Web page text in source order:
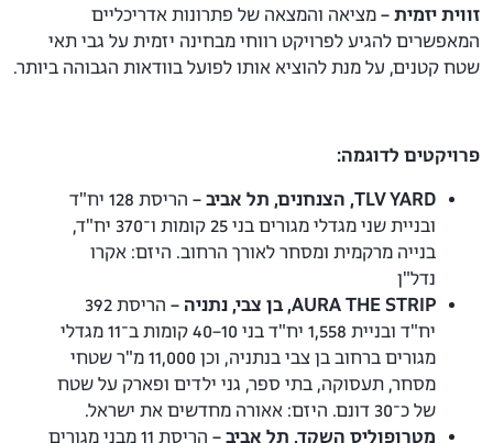
זווית יזמית – מציאה והמצאה של פתרונות אדריכליים
המאפשרים להגיע לפרויקט רווחי מבחינה יזמית על גבי תאי
שטח קטנים, על מנת להוציא אותו לפועל בוודאות הגבוהה ביותר.
פרויקטים לדוגמה:
TLV YARD, הצנחנים, תל אביב –
הריסת 128 יח"ד
ובניית שני מגדלי מגורים בני 25 קומות ו־370 יח"ד,
בנייה מרקמית ומסחר לאורך הרחוב. היזם: אקרו
נדל"ן
AURA THE STRIP, בן צבי, נתניה –
הריסת 392
יח"ד ובניית 1,558 יח"ד בני 10–40 קומות ב־11 מגדלי
מגורים ברחוב בן צבי בנתניה, וכן 11,000 מ"ר שטחי
מסחר, תעסוקה, בתי ספר, גני ילדים ופארק על שטח
של כ־30 דונם. היזם: אאורה מחדשים את ישראל.
מטרופוליס השקד, תל אביב –
הריסת 11 מבני מגורים